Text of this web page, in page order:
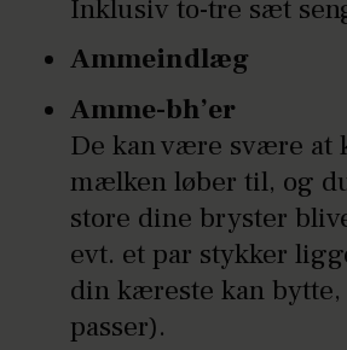
Inklusiv to-tre sæt
Ammeindlæg
Amme-bh’er
De kan være svære at
mælken løber til, og
store dine bryster
evt. et par stykker
din kæreste kan
passer).